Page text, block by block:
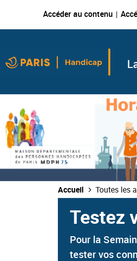
Accéder au contenu
Accueil Toutes les
Testez
Pour la
tester vos